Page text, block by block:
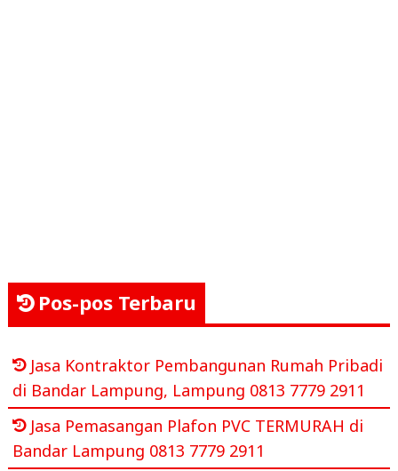
Pos-pos Terbaru
Jasa Kontraktor Pembangunan Rumah Pribadi
di Bandar Lampung, Lampung 0813 7779 2911
Jasa Pemasangan Plafon PVC TERMURAH di
Bandar Lampung 0813 7779 2911